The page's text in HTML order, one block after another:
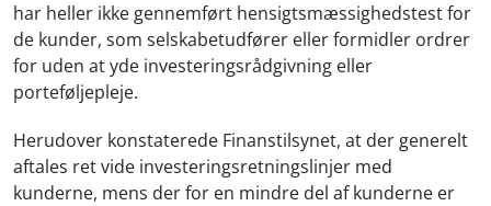
har heller ikke gennemført hensigtsmæssighedstest for
de kunder, som selskabetudfører eller formidler ordrer
for uden at yde investeringsrådgivning eller
porteføljepleje.
Herudover konstaterede Finanstilsynet, at der generelt
aftales ret vide investeringsretningslinjer med
kunderne, mens der for en mindre del af kunderne er